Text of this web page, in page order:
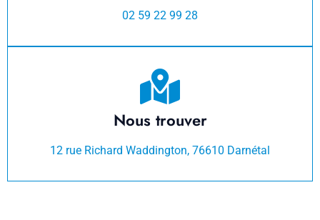
02 59 22 99 28
Nous trouver
12 rue Richard Waddington, 76610 Darnétal